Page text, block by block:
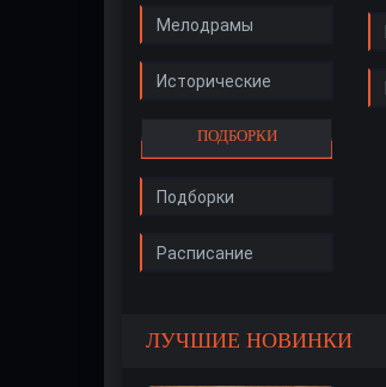
Мелодрамы
Исторические
ПОДБОРКИ
Подборки
Расписание
ЛУЧШИЕ НОВИНКИ